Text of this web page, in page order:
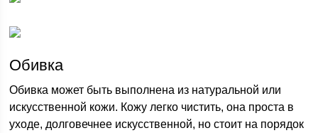
Обивка
Обивка может быть выполнена из натуральной или
искусственной кожи. Кожу легко чистить, она проста в
уходе, долговечнее искусственной, но стоит на порядок